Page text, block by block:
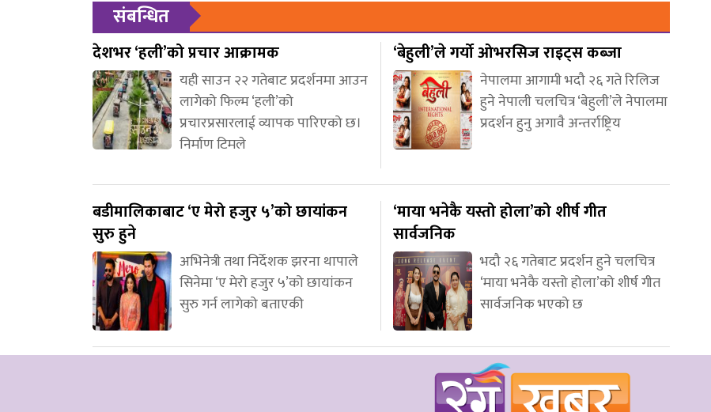
संबन्धित
देशभर ‘हली’को प्रचार आक्रामक
यही साउन २२ गतेबाट प्रदर्शनमा आउन
लागेको फिल्म ‘हली’को
प्रचारप्रसारलाई व्यापक पारिएको छ।
निर्माण टिमले
‘बेहुली’ले गर्यो ओभरसिज राइट्स कब्जा
नेपालमा आगामी भदौ २६ गते रिलिज
हुने नेपाली चलचित्र ‘बेहुली’ले नेपालमा
प्रदर्शन हुनु अगावै अन्तर्राष्ट्रिय
बडीमालिकाबाट ‘ए मेरो हजुर ५’को छायांकन
सुरु हुने
अभिनेत्री तथा निर्देशक झरना थापाले
सिनेमा ‘ए मेरो हजुर ५’को छायांकन
सुरु गर्न लागेको बताएकी
‘माया भनेकै यस्तो होला’को शीर्ष गीत
सार्वजनिक
भदौ २६ गतेबाट प्रदर्शन हुने चलचित्र
‘माया भनेकै यस्तो होला’को शीर्ष गीत
सार्वजनिक भएको छ